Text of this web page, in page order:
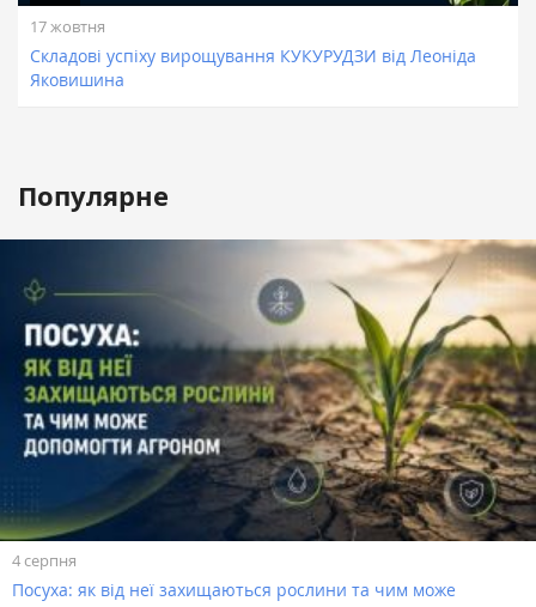
17 жовтня
Складові успіху вирощування КУКУРУДЗИ від Леоніда
Яковишина
Популярне
4 серпня
Посуха: як від неї захищаються рослини та чим може